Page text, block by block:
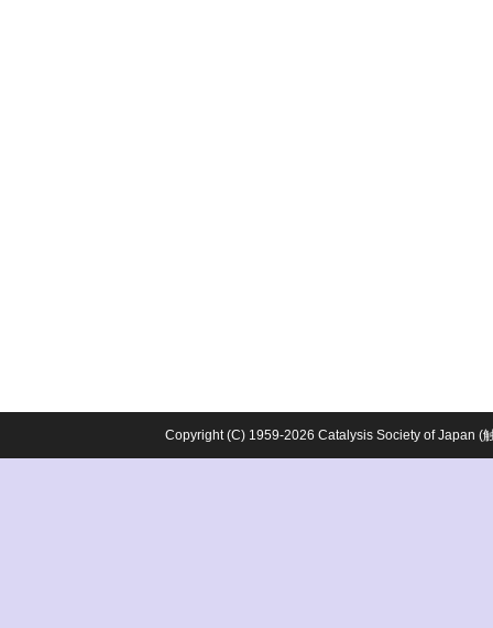
Copyright (C) 1959-2026 Catalysis Society of Japan (